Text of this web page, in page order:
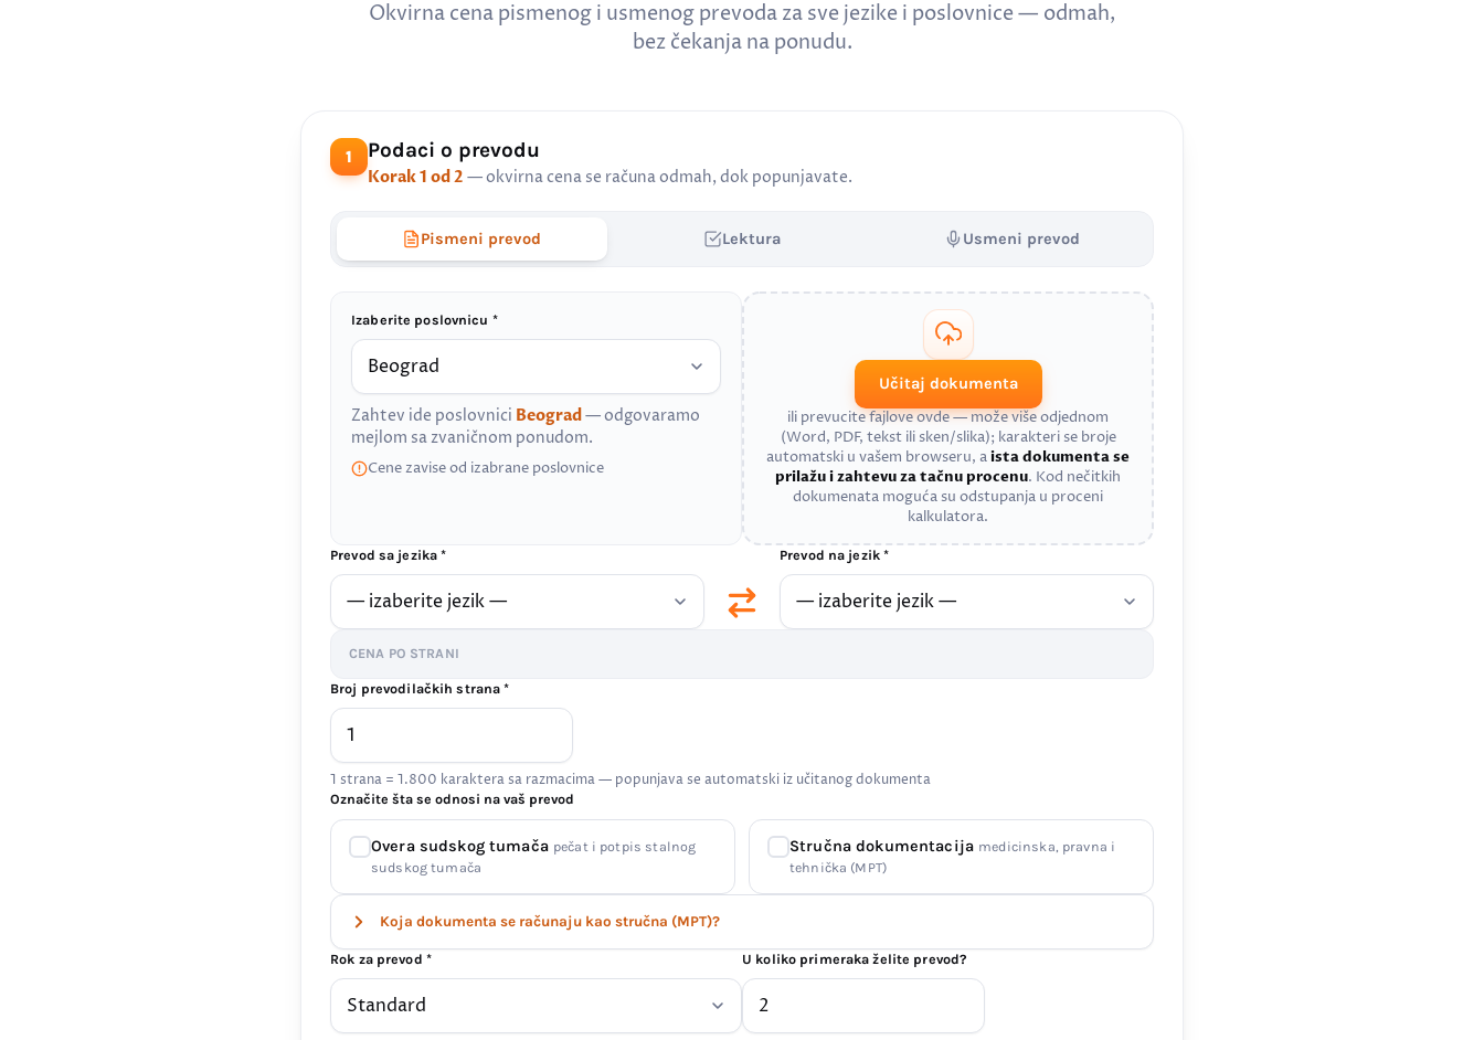
Okvirna cena pismenog i usmenog prevoda za sve jezike i poslovnice — odmah,
bez čekanja na ponudu.
1 Podaci o prevodu
Korak 1 od 2 — okvirna cena se računa odmah, dok popunjavate.
Pismeni prevod Lektura Usmeni prevod
Izaberite poslovnicu *
Zahtev ide poslovnici Beograd— odgovaramo
mejlom sa zvaničnom ponudom.
Cene zavise od izabrane poslovnice
Učitaj dokumenta
ili prevucite fajlove ovde — može više odjednom
(Word, PDF, tekst ili sken/slika); karakteri se broje
automatski u vašem browseru, aista dokumenta se
prilažu i zahtevu za tačnu procenu. Kod nečitkih
dokumenata moguća su odstupanja u proceni
kalkulatora.
Prevod sa jezika * Prevod na jezik *
CENA PO STRANI
Broj prevodilačkih strana *
1 strana = 1.800 karaktera sa razmacima — popunjava se automatski iz učitanog dokumenta
Označite šta se odnosi na vaš prevod
Overa sudskog tumača pečat i potpis stalnog
sudskog tumača
Stručna dokumentacija medicinska, pravna i
tehnička (MPT)
Koja dokumenta se računaju kao stručna (MPT)?
Rok za prevod * U koliko primeraka želite prevod?